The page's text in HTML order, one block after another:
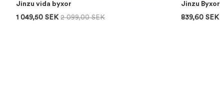
Jinzu vida byxor
1 049,50 SEK 2 099,00 SEK
Jinzu Byxor
839,60 SEK